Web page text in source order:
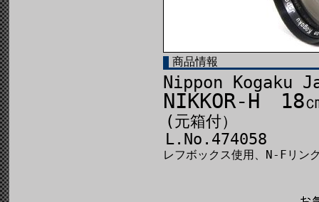
商品情報
Nippon Kogaku
NIKKOR-H 18
(元箱付）
L.No.474058
レフボックス使用、N-Fリ